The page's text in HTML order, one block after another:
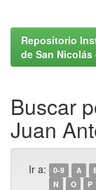
Repositorio
de San
Buscar
Juan
Ir a: 0-9 A
N
O P